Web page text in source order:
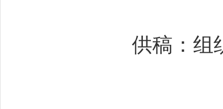
供稿：组